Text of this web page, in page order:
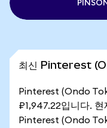
최신 Pinterest
Pinterest (Ondo
₽1,947.22입니다.
Pinterest (Ondo